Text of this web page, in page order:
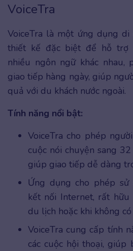
VoiceTra
VoiceTra là một ứng dụng
thiết kế đặc biệt để hỗ trợ
nhiều ngôn ngữ khác nhau,
giao tiếp hàng ngày, giúp
quả với du khách nước ngoài.
Tính năng nổi bật:
VoiceTra cho phép
cuộc nói chuyện sang
giúp giao tiếp dễ dàng
Ứng dụng cho phép
kết nối Internet, rất hữu
du lịch hoặc khi không
VoiceTra cung cấp tính
các cuộc hội thoại,